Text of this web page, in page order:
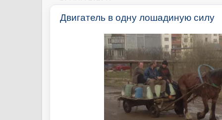
Двигатель в одну лошадиную силу